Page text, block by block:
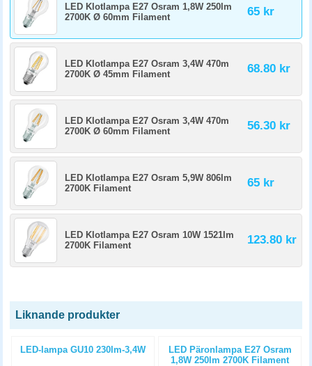
LED Klotlampa E27 Osram 1,8W 250lm
2700K Ø 60mm Filament
65 kr
LED Klotlampa E27 Osram 3,4W 470m
2700K Ø 45mm Filament
68.80 kr
LED Klotlampa E27 Osram 3,4W 470m
2700K Ø 60mm Filament
56.30 kr
LED Klotlampa E27 Osram 5,9W 806lm
2700K Filament
65 kr
LED Klotlampa E27 Osram 10W 1521lm
2700K Filament
123.80 kr
Liknande produkter
LED-lampa GU10 230lm-3,4W
LED Päronlampa E27 Osram
1,8W 250lm 2700K Filament